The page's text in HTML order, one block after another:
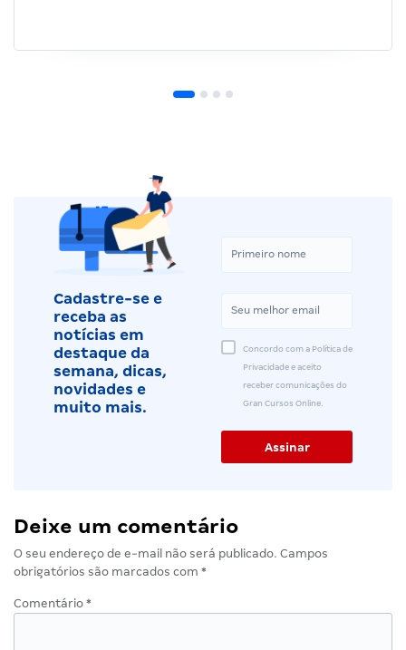
Cadastre-se e
receba as
notícias em
destaque da
semana, dicas,
novidades e
muito mais.
Concordo com a Política de
Privacidade e aceito
receber comunicações do
Gran Cursos Online.
Deixe um comentário
O seu endereço de e-mail não será publicado. Campos
obrigatórios são marcados com *
Comentário *